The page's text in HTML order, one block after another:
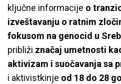
ključne informacije o
izveštavanju o ratnim
fokusom na genocid u
približi značaj umetnosti
aktivizam i suočavanja sa
i aktivistkinje od 18 do 28